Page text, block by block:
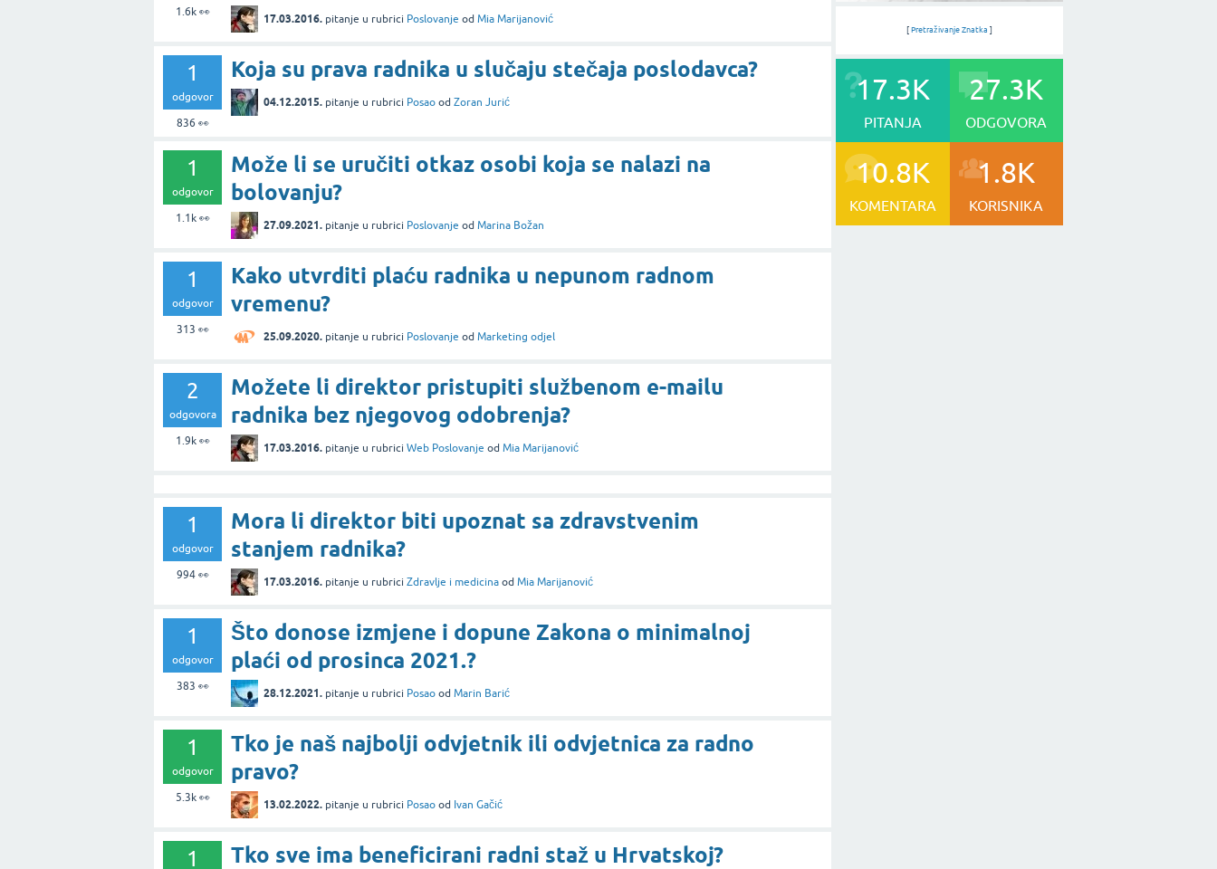
1.6k👀 17.03.2016. pitanje u rubrici Poslovanje od Mia Marijanović
1
odgovor
836 👀
Koja su prava radnika u slučaju stečaja poslodavca?
04.12.2015. pitanje u rubrici Posao od Zoran Jurić
1
odgovor
1.1k👀
Može li se uručiti otkaz osobi koja se nalazi na
bolovanju?
27.09.2021. pitanje u rubrici Poslovanje od Marina Božan
1
odgovor
313 👀
Kako utvrditi plaću radnika u nepunom radnom
vremenu?
25.09.2020. pitanje u rubrici Poslovanje od Marketing odjel
2
odgovora
1.9k👀
Možete li direktor pristupiti službenom e-mailu
radnika bez njegovog odobrenja?
17.03.2016. pitanje u rubrici Web Poslovanje od Mia Marijanović
1
odgovor
994👀
Mora li direktor biti upoznat sa zdravstvenim
stanjem radnika?
17.03.2016. pitanje u rubrici Zdravlje i medicina od Mia Marijanović
1
odgovor
383 👀
Što donose izmjene i dopune Zakona o minimalnoj
plaći od prosinca 2021.?
28.12.2021. pitanje u rubrici Posao od Marin Barić
1
odgovor
5.3k👀
Tko je naš najbolji odvjetnik ili odvjetnica za radno
pravo?
13.02.2022. pitanje u rubrici Posao od Ivan Gačić
1 Tko sve ima beneficirani radni staž u Hrvatskoj?
[ Pretraživanje Znatka ]
17.3K
PITANJA
27.3K
ODGOVORA
10.8K
KOMENTARA
1.8K
KORISNIKA